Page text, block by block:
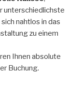
unterschiedlichste
nahtlos in das
zu einem
Ihnen absolute
Buchung.